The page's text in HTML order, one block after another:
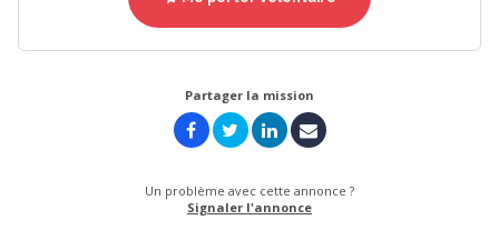
Partager la mission
Un problème avec cette annonce ?
Signaler l'annonce